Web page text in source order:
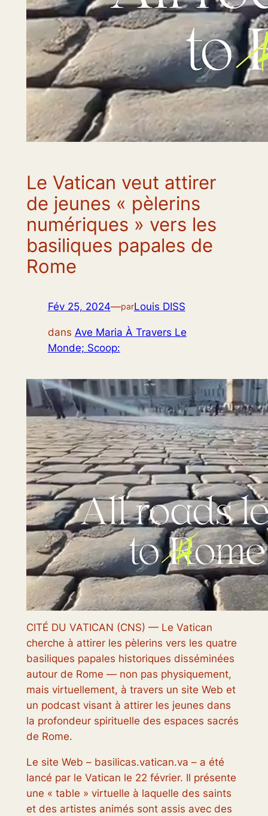
Le Vatican veut attirer
de jeunes « pèlerins
numériques » vers les
basiliques papales de
Rome
Fév 25, 2024—parLouis DISS
dans Ave Maria À Travers Le
Monde; Scoop:
CITÉ DU VATICAN (CNS) — Le Vatican
cherche à attirer les pèlerins vers les quatre
basiliques papales historiques disséminées
autour de Rome — non pas physiquement,
mais virtuellement, à travers un site Web et
un podcast visant à attirer les jeunes dans
la profondeur spirituelle des espaces sacrés
de Rome.
Le site Web – basilicas.vatican.va – a été
lancé par le Vatican le 22 février. Il présente
une « table » virtuelle à laquelle des saints
et des artistes animés sont assis avec des